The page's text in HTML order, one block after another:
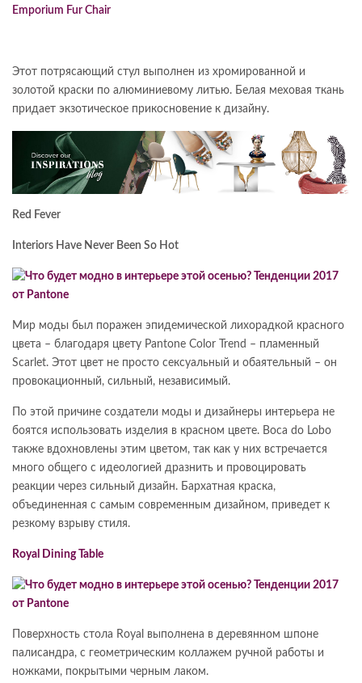
Emporium Fur Chair
Этот потрясающий стул выполнен из хромированной и
золотой краски по алюминиевому литью. Белая меховая ткань
придает экзотическое прикосновение к дизайну.
Red Fever
Interiors Have Never Been So Hot
Мир моды был поражен эпидемической лихорадкой красного
цвета – благодаря цвету Pantone Color Trend – пламенный
Scarlet. Этот цвет не просто сексуальный и обаятельный – он
провокационный, сильный, независимый.
По этой причине создатели моды и дизайнеры интерьера не
боятся использовать изделия в красном цвете. Boca do Lobo
также вдохновлены этим цветом, так как у них встречается
много общего с идеологией дразнить и провоцировать
реакции через сильный дизайн. Бархатная краска,
объединенная с самым современным дизайном, приведет к
резкому взрыву стиля.
Royal Dining Table
Поверхность стола Royal выполнена в деревянном шпоне
палисандра, с геометрическим коллажем ручной работы и
ножками, покрытыми черным лаком.